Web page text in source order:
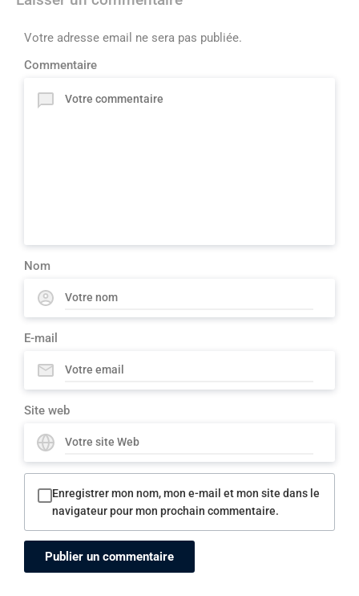
Votre adresse email ne sera pas publiée.
Commentaire
Nom
E-mail
Site web
Enregistrer mon nom, mon e-mail et mon site dans le
navigateur pour mon prochain commentaire.